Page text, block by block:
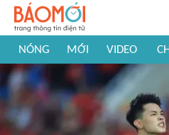
NÓNG MỚI VIDEO
#Trí tuệ nhân tạo #Mỹ - Iran
#Khám phá thế giới